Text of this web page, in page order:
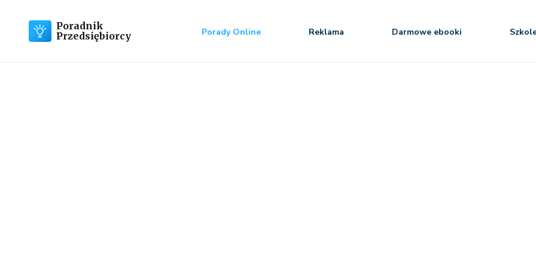
Poradnik
Przedsiębiorcy
Porady Online Reklama Darmowe ebooki